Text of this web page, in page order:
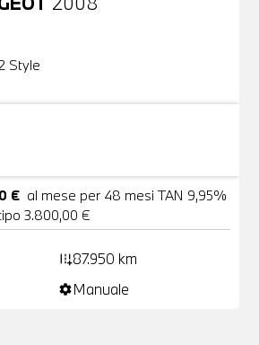
Style
€ al mese per 48 mesi TAN 9,95%
3.800,00 €
add_road87.950 km
settingsManuale